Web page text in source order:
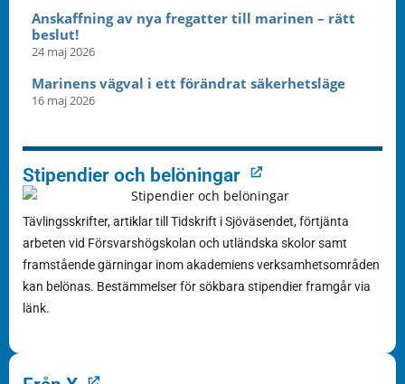
Anskaffning av nya fregatter till marinen – rätt
beslut!
24 maj 2026
Marinens vägval i ett förändrat säkerhetsläge
16 maj 2026
Stipendier och belöningar
Tävlingsskrifter, artiklar till Tidskrift i Sjöväsendet, förtjänta
arbeten vid Försvarshögskolan och utländska skolor samt
framstående gärningar inom akademiens verksamhetsområden
kan belönas. Bestämmelser för sökbara stipendier framgår via
länk.